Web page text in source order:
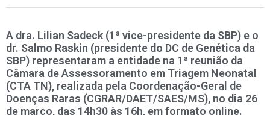
A dra. Lilian Sadeck (1ª vice-presidente da SBP) e o
dr. Salmo Raskin (presidente do DC de Genética da
SBP) representaram a entidade na 1ª reunião da
Câmara de Assessoramento em Triagem Neonatal
(CTA TN), realizada pela Coordenação-Geral de
Doenças Raras (CGRAR/DAET/SAES/MS), no dia 26
de março, das 14h30 às 16h, em formato online.